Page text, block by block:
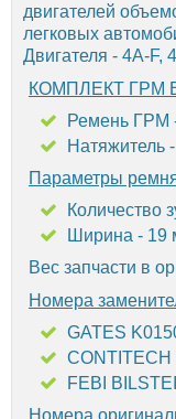
двигателей
легковых
Двигателя - 4A-F,
КОМПЛЕКТ ГРМ
Ремень ГРМ
Натяжитель
Параметры
Количество
Ширина - 19
Вес запчасти в
Номера
GATES
CONTITECH
FEBI
Номера